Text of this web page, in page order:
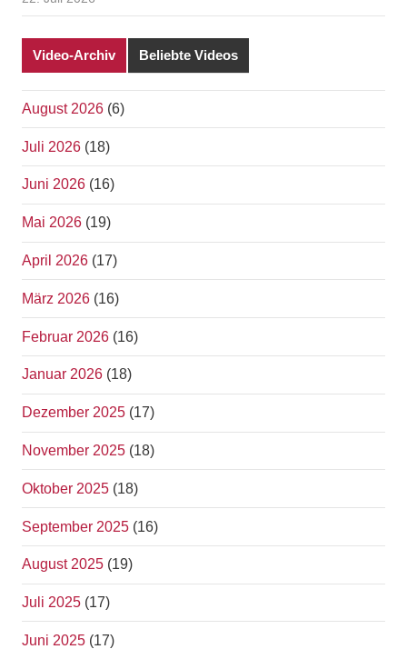
Video-Archiv Beliebte Videos
August 2026 (6)
Juli 2026 (18)
Juni 2026 (16)
Mai 2026 (19)
April 2026 (17)
März 2026 (16)
Februar 2026 (16)
Januar 2026 (18)
Dezember 2025 (17)
November 2025 (18)
Oktober 2025 (18)
September 2025 (16)
August 2025 (19)
Juli 2025 (17)
Juni 2025 (17)